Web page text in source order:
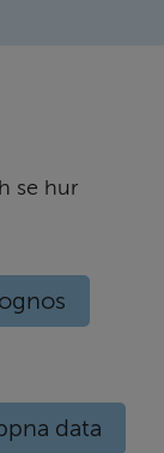
se hur
data